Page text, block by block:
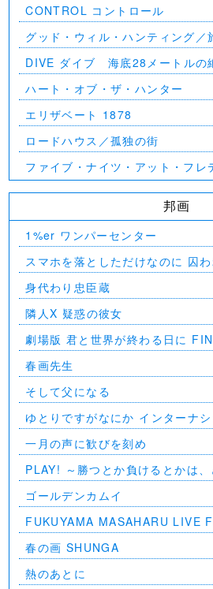
CONTROL コントロール
グッド・ウィル・ハンティング／
DIVE ダイブ 海底28メートルの
ハート・オブ・ザ・ハンター
エリザベート 1878
ロードハウス／孤独の街
ファイブ・ナイツ・アット・フレ
邦画
1%er ワンパーセンター
スマホを落としただけなのに 囚
身代わり忠臣蔵
隣人X 疑惑の彼女
劇場版 君と世界が終わる日に
春画先生
そして父になる
ゆとりですがなにか インターナ
一月の声に歓びを刻め
PLAY! ～勝つとか負けるとかは、
ゴールデンカムイ
FUKUYAMA MASAHARU LIVE
@NIPPON BUDOKAN 2023
春の画 SHUNGA
熱のあとに